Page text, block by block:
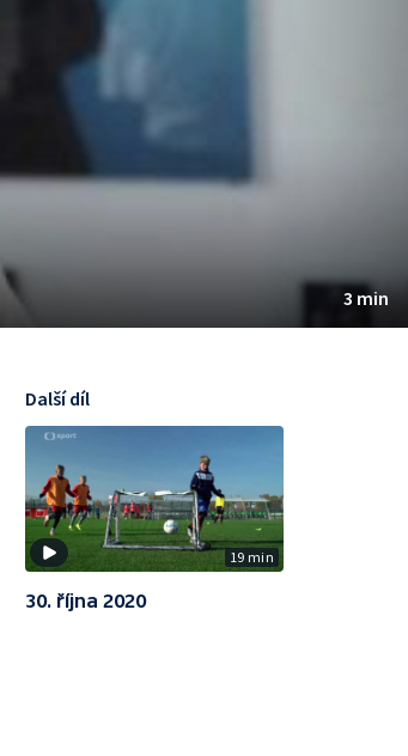
3 min
19 min
Další díl
30. října 2020